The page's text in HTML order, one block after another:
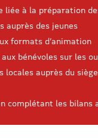
liée à la préparation
auprès des jeunes
formats d’animation
bénévoles sur les
locales auprès du
complétant les bilans